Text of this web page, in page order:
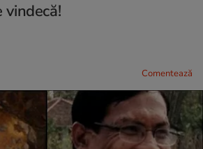
vindecă!
Comentează